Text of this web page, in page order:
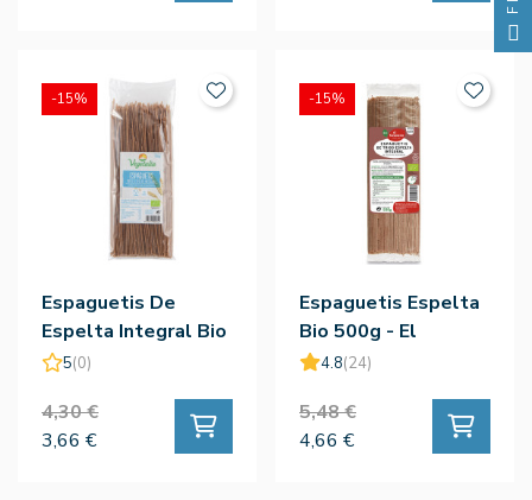
Espaguetis De
Espelta Integral Bio
500g
5(0)
4,30 €
3,66 €
-15%
Espaguetis Espelta
Bio 500g - El
Granero
4.8(24)
5,48 €
4,66 €
-15%